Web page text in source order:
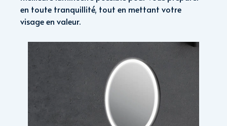
en toute tranquillité, tout en mettant votre
visage en valeur.